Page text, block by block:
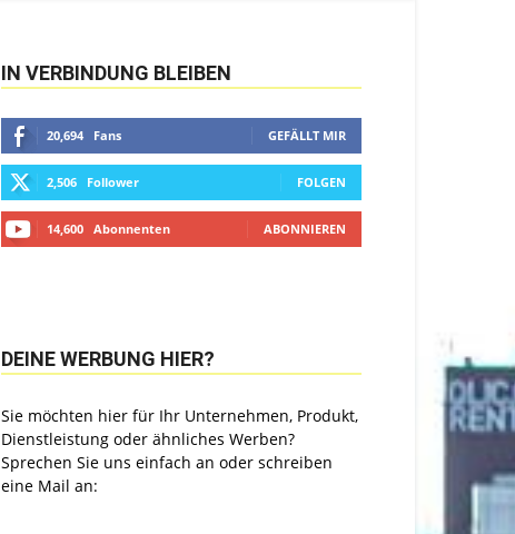
IN VERBINDUNG BLEIBEN
20,694 Fans GEFÄLLT MIR
2,506 Follower FOLGEN
14,600 Abonnenten ABONNIEREN
DEINE WERBUNG HIER?
Sie möchten hier für Ihr Unternehmen, Produkt,
Dienstleistung oder ähnliches Werben?
Sprechen Sie uns einfach an oder schreiben
eine Mail an: